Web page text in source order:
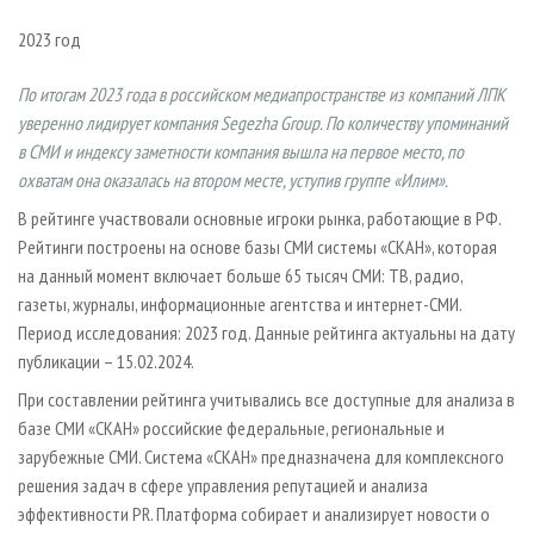
ПРОИЗВОДСТВО ДРЕВЕСНЫХ ПЛИТ
ДЕРЕВЯННОЕ ДОМОСТРОЕНИЕ
ПРОИЗВОДСТВО МЕБЕЛИ
БИОЭНЕРГЕТИКА
ЦБП
ИНСТРУМЕНТ И МАТЕРИАЛЫ
МОБИЛЬНЫЕ ВЫСТАВКИ
ОФИЦИАЛЬНЫЕ ДЕЛЕГАЦИИ
ПРИОРИТЕТНЫЕ ИНВЕСТПРОЕКТЫ
RUSSIAN FORESTRY REVIEW
ГАЗЕТА ЛЕСПРОМФОРУМ
БИБЛИОТЕКА СПЕЦИАЛИСТА
2023 год
По итогам 2023 года в российском медиапространстве из компаний ЛПК
уверенно лидирует компания Segezha Group. По количеству упоминаний
в СМИ и индексу заметности компания вышла на первое место, по
охватам она оказалась на втором месте, уступив группе «Илим».
В рейтинге участвовали основные игроки рынка, работающие в РФ.
Рейтинги построены на основе базы СМИ системы «СКАН», которая
на данный момент включает больше 65 тысяч СМИ: ТВ, радио,
газеты, журналы, информационные агентства и интернет-СМИ.
Период исследования: 2023 год. Данные рейтинга актуальны на дату
публикации – 15.02.2024.
При составлении рейтинга учитывались все доступные для анализа в
базе СМИ «СКАН» российские федеральные, региональные и
зарубежные СМИ. Система «СКАН» предназначена для комплексного
решения задач в сфере управления репутацией и анализа
эффективности PR. Платформа собирает и анализирует новости о